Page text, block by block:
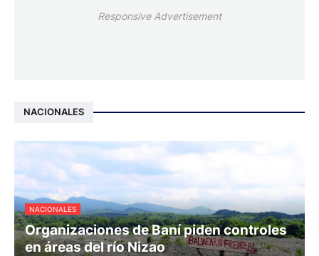
Responsive Advertisement
NACIONALES
NACIONALES
Organizaciones de Baní piden controles
en áreas del río Nizao